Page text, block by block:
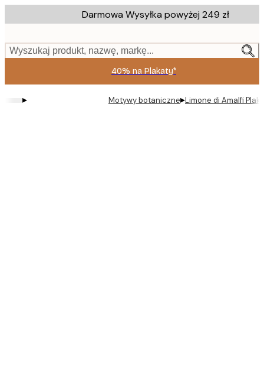
to
content.
Darmowa Wysyłka powyżej 249 zł
Wyszukaj produkt, nazwę, markę...
40% na Plakaty*
▸ Motywy botaniczne▸Limone di Amalfi